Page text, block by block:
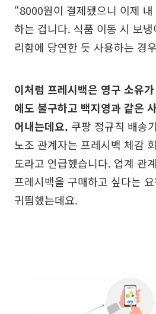
“8000원이 결제됐으니 이제
하는 겁니다. 식품 이동 시 보
리함에 당연한 듯 사용하는 경
이처럼 프레시백은 영구 소유
에도 불구하고 백지영과 같은
어내는데요. 쿠팡 정규직 배송
노조 관계자는 프레시백 체감
도라고 언급했습니다. 업계 관
프레시백을 구매하고 싶다는
귀띔했는데요.